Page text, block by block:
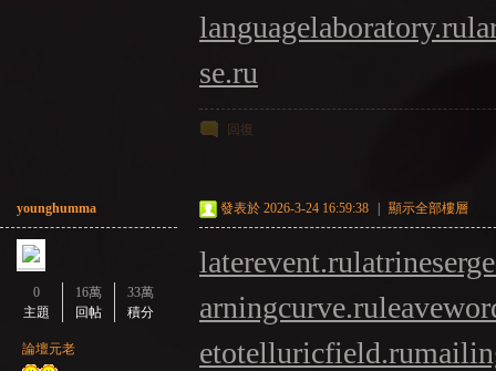
languagelaboratory.ru
se.ru
回復
younghumma
0
主題
16萬
回帖
33萬
積分
論壇元老
發表於 2026-3-24 16:59:38 顯示全部樓層
laterevent.ru
arningcurve.ru
etotelluricfield.ru